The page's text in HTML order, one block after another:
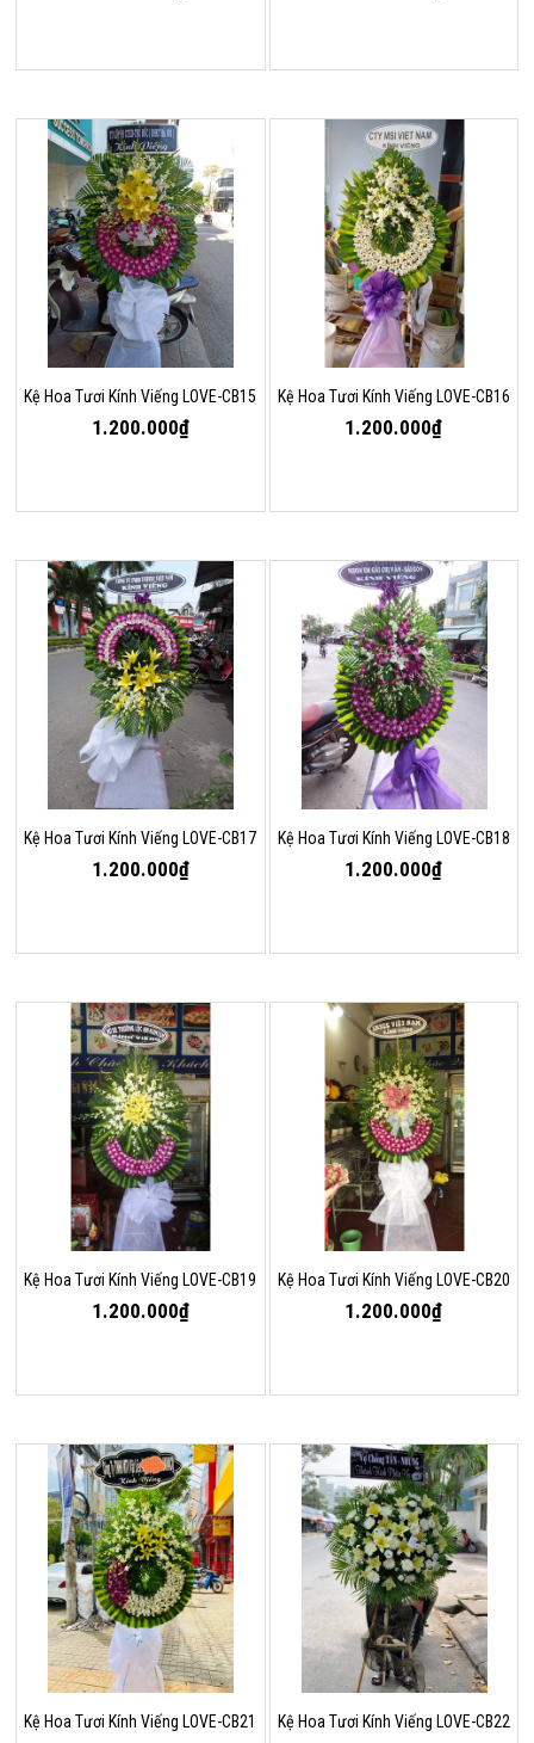
Kệ Hoa Tươi Kính Viếng LOVE-CB15
1.200.000₫
Kệ Hoa Tươi Kính Viếng LOVE-CB16
1.200.000₫
Kệ Hoa Tươi Kính Viếng LOVE-CB17
1.200.000₫
Kệ Hoa Tươi Kính Viếng LOVE-CB18
1.200.000₫
Kệ Hoa Tươi Kính Viếng LOVE-CB19
1.200.000₫
Kệ Hoa Tươi Kính Viếng LOVE-CB20
1.200.000₫
Kệ Hoa Tươi Kính Viếng LOVE-CB21 Kệ Hoa Tươi Kính Viếng LOVE-CB22